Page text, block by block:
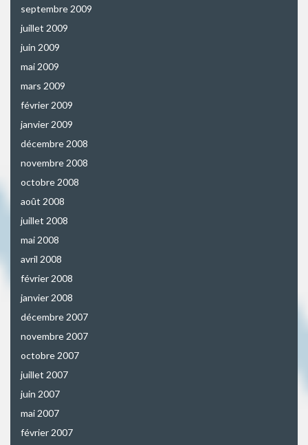
septembre 2009
juillet 2009
juin 2009
mai 2009
mars 2009
février 2009
janvier 2009
décembre 2008
novembre 2008
octobre 2008
août 2008
juillet 2008
mai 2008
avril 2008
février 2008
janvier 2008
décembre 2007
novembre 2007
octobre 2007
juillet 2007
juin 2007
mai 2007
février 2007